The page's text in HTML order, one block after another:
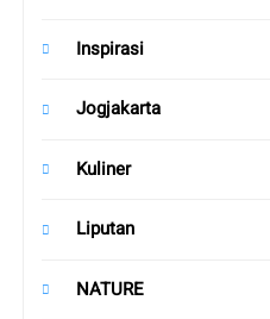
Inspirasi
Jogjakarta
Kuliner
Liputan
NATURE